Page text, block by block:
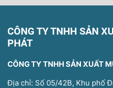
CÔNG TY TNHH SẢN
PHÁT
CÔNG TY TNHH SẢN XUẤT
Địa chỉ: Số 05/42B, Khu phố